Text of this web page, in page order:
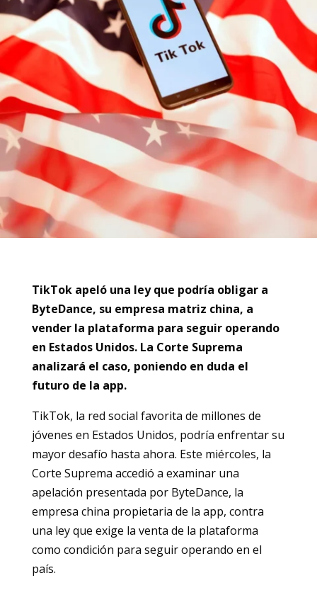
TikTok apeló una ley que podría obligar a
ByteDance, su empresa matriz china, a
vender la plataforma para seguir operando
en Estados Unidos. La Corte Suprema
analizará el caso, poniendo en duda el
futuro de la app.
TikTok, la red social favorita de millones de
jóvenes en Estados Unidos, podría enfrentar su
mayor desafío hasta ahora. Este miércoles, la
Corte Suprema accedió a examinar una
apelación presentada por ByteDance, la
empresa china propietaria de la app, contra
una ley que exige la venta de la plataforma
como condición para seguir operando en el
país.